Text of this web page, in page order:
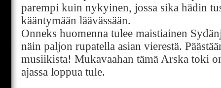
parempi kuin nykyinen, jossa sika hädin
kääntymään läävässään.
Onneks huomenna tulee maistiainen
näin paljon rupatella asian vierestä.
musiikista! Mukavaahan tämä Arska toki
ajassa loppua tule.